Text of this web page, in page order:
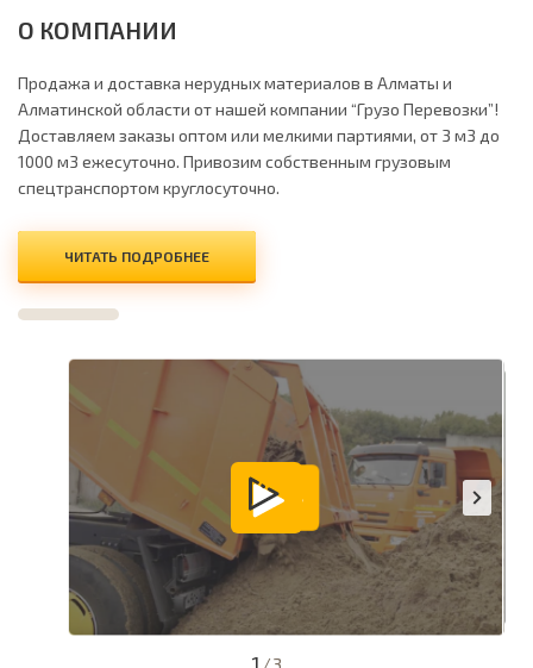
О КОМПАНИИ
Продажа и доставка нерудных материалов в Алматы и
Алматинской области от нашей компании “Грузо Перевозки”!
Доставляем заказы оптом или мелкими партиями, от 3 м3 до
1000 м3 ежесуточно. Привозим собственным грузовым
спецтранспортом круглосуточно.
ЧИТАТЬ ПОДРОБНЕЕ